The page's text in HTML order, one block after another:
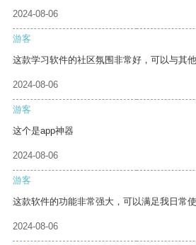
2024-08-06
游客
这款学习软件的社区氛围非常好，可以与其
2024-08-06
游客
这个是app神器
2024-08-06
游客
这款软件的功能非常强大，可以满足我日常使
2024-08-06